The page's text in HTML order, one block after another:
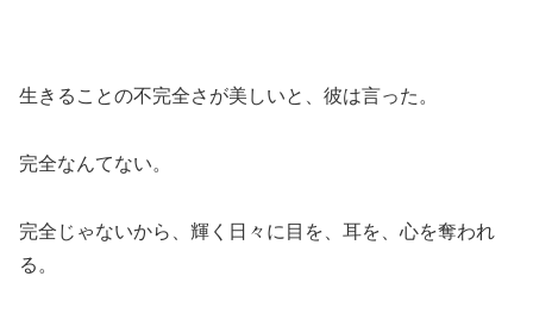
生きることの不完全さが美しいと、彼は言った。
完全なんてない。
完全じゃないから、輝く日々に目を、耳を、心を奪われ
る。